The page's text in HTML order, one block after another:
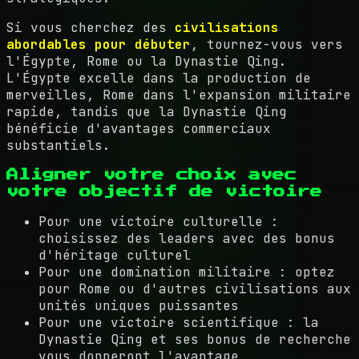
Si vous cherchez des civilisations
abordables pour débuter , tournez-vous vers
l'Égypte, Rome ou la Dynastie Qing.
L'Égypte excelle dans la production de
merveilles, Rome dans l'expansion militaire
rapide, tandis que la Dynastie Qing
bénéficie d'avantages commerciaux
substantiels.
Aligner votre choix avec
votre objectif de victoire
Pour une victoire culturelle :
choisissez des leaders avec des bonus
d'héritage culturel
Pour une domination militaire : optez
pour Rome ou d'autres civilisations aux
unités uniques puissantes
Pour une victoire scientifique : la
Dynastie Qing et ses bonus de recherche